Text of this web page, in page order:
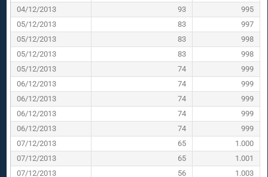
04/12/2013
93
995
05/12/2013
83
997
05/12/2013
83
998
05/12/2013
83
998
05/12/2013
74
999
06/12/2013
74
999
06/12/2013
74
999
06/12/2013
74
999
06/12/2013
74
999
07/12/2013
65
1.000
07/12/2013
65
1.001
07/12/2013
56 1.003